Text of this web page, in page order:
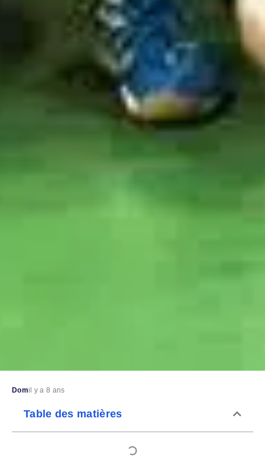
Domil y a 8 ans
Table des matières